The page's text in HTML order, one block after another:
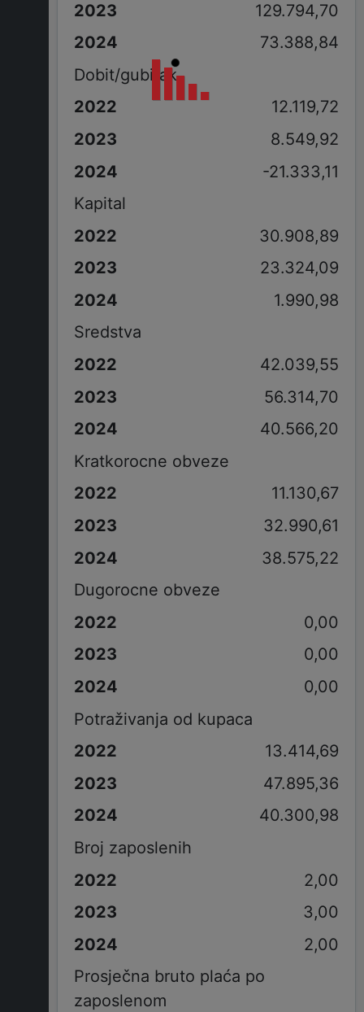
129.794,70
73.388,84
Dobit/gubitak
12.119,72
8.549,92
-21.333,11
Kapital
30.908,89
23.324,09
1.990,98
Sredstva
42.039,55
56.314,70
40.566,20
Kratkorocne obveze
11.130,67
32.990,61
38.575,22
Dugorocne obveze
0,00
0,00
0,00
Potraživanja od kupaca
13.414,69
47.895,36
40.300,98
Broj zaposlenih
2,00
3,00
2,00
Prosječna bruto plaća po
zaposlenom